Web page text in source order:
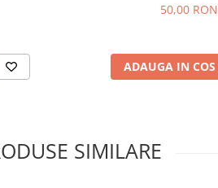
50,00 RON
ADAUGA IN COS
SIMILARE